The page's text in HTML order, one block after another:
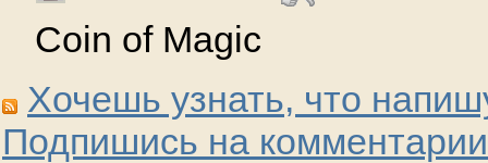
Coin of Magic
Хочешь узнать, что
Подпишись на